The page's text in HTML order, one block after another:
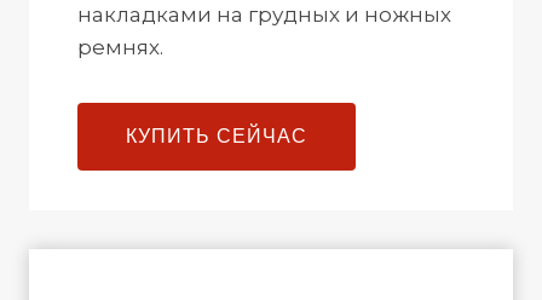
накладками на грудных и ножных
ремнях.
КУПИТЬ СЕЙЧАС